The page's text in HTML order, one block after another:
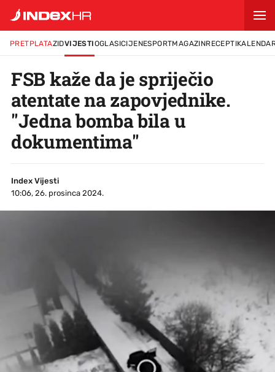
PRETPLATAZIDVIJESTIOGLASICIJENESPORTMAGAZINRECEPTI
FSB kaže da je spriječio
atentate na zapovjednike.
"Jedna bomba bila u
dokumentima"
Index Vijesti
10:06, 26. prosinca 2024.